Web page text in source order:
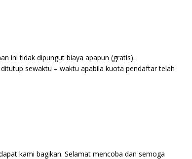
ini tidak dipungut biaya apapun (gratis).
sewaktu – waktu apabila kuota pendaftar telah
kami bagikan. Selamat mencoba dan semoga